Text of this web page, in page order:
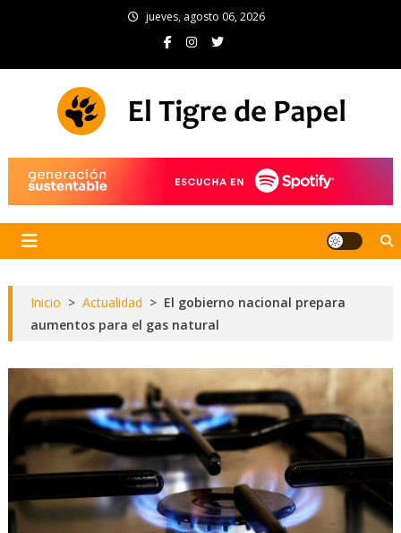
jueves, agosto 06, 2026
Inicio > Actualidad > El gobierno nacional prepara
aumentos para el gas natural